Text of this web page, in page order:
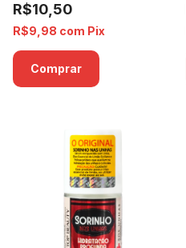
R$10,50
R$9,98 com Pix